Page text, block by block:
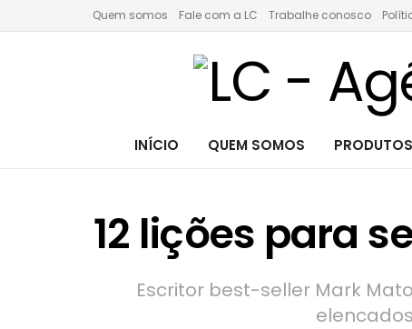
Quem somos Fale com a LC Trabalhe conosco
INÍCIO QUEM SOMOS
12 lições para
Escritor best-seller Mark